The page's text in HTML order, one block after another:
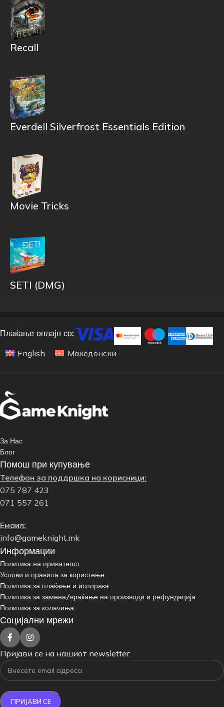
Recall
Everdell Silverfrost Essentials Edition
Movie Tricks
SETI (DMG)
Плаќање онлајн со:
English
Македонски
За Нас
Блог
Помош при купување
Телефон за поддршка на корисници:
075 787 423
071 557 261
Емаил:
info@gameknight.mk
Информации
Политика на приватност
Услови и правила за користење
Политика за плаќање и испорака
Политика за замена/враќање на производи и рефундација
Политика за колачиња
Социјални мрежи
Пријави се на нашиот newsletter: